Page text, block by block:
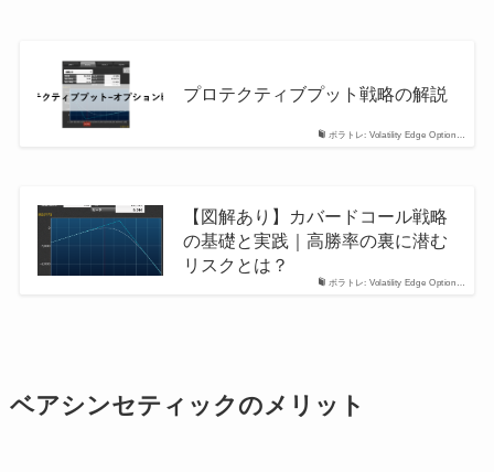
ボラトレ: Volatility Edge Option…
プロテクティブプット戦略の解説
ボラトレ: Volatility Edge Option…
【図解あり】カバードコール戦略
の基礎と実践｜高勝率の裏に潜む
リスクとは？
ベアシンセティックのメリット